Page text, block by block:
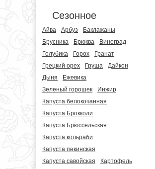
Сезонное
Айва Арбуз
Баклажаны
Брусника
Брюква
Виноград
Голубика
Горох
Гранат
Грецкий орех
Груша
Дайкон
Дыня
Ежевика
Зеленый горошек
Инжир
Капуста белокочанная
Капуста Брокколи
Капуста Брюссельская
Капуста кольраби
Капуста пекинская
Капуста савойская
Картофель